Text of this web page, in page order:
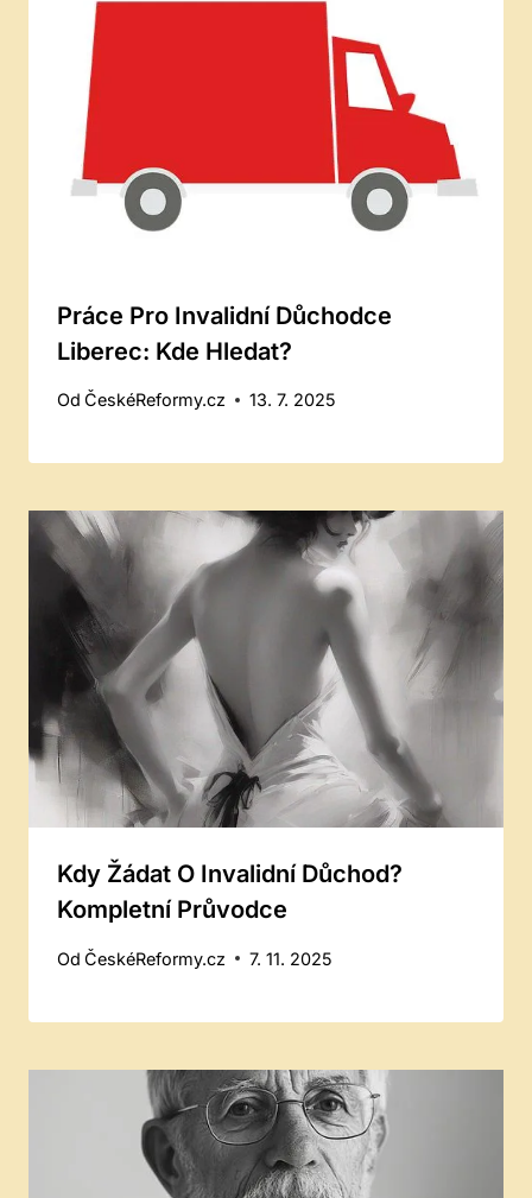
Práce Pro Invalidní Důchodce
Liberec: Kde Hledat?
Od ČeskéReformy.cz 13. 7. 2025
Kdy Žádat O Invalidní Důchod?
Kompletní Průvodce
Od ČeskéReformy.cz 7. 11. 2025